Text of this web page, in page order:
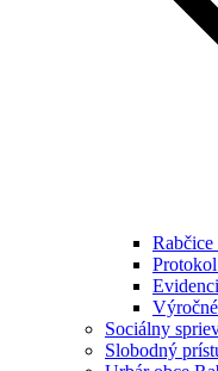
Rabčice
Sociálny
Slobodný